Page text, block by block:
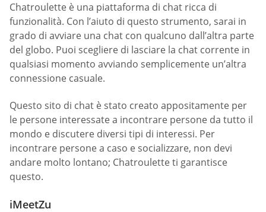
Chatroulette è una piattaforma di chat ricca di
funzionalità. Con l’aiuto di questo strumento, sarai in
grado di avviare una chat con qualcuno dall’altra parte
del globo. Puoi scegliere di lasciare la chat corrente in
qualsiasi momento avviando semplicemente un’altra
connessione casuale.
Questo sito di chat è stato creato appositamente per
le persone interessate a incontrare persone da tutto il
mondo e discutere diversi tipi di interessi. Per
incontrare persone a caso e socializzare, non devi
andare molto lontano; Chatroulette ti garantisce
questo.
iMeetZu